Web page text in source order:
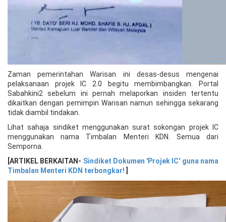
Zaman pemerintahan Warisan ini desas-desus mengenai
pelaksanaan projek IC 2.0 begitu membimbangkan. Portal
Sabahkini2 sebelum ini pernah melaporkan insiden tertentu
dikaitkan dengan pemimpin Warisan namun sehingga sekarang
tidak diambil tindakan.
Lihat sahaja sindiket menggunakan surat sokongan projek IC
menggunakan nama Timbalan Menteri KDN. Semua dari
Semporna.
[ARTIKEL BERKAITAN- Sindiket Dokumen 'Projek IC' guna nama
Timbalan Menteri KDN terbongkar!